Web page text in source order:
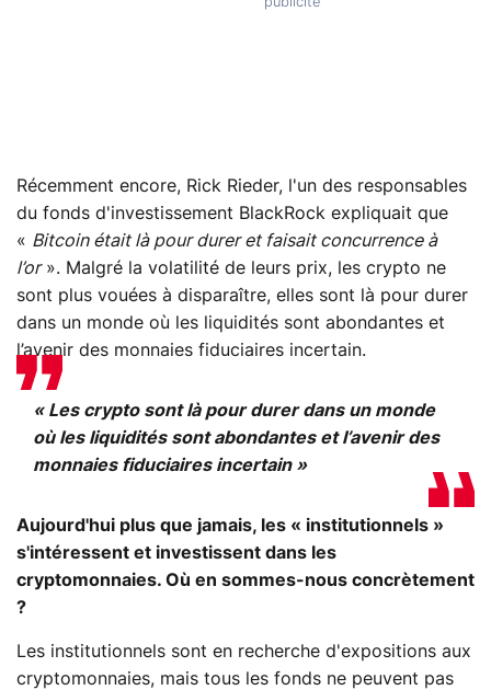
Récemment encore, Rick Rieder, l'un des responsables
du fonds d'investissement BlackRock expliquait que
« Bitcoin était là pour durer et faisait concurrence à
l’or». Malgré la volatilité de leurs prix, les crypto ne
sont plus vouées à disparaître, elles sont là pour durer
dans un monde où les liquidités sont abondantes et
l’avenir des monnaies fiduciaires incertain.
« Les crypto sont là pour durer dans un monde
où les liquidités sont abondantes et l’avenir des
monnaies fiduciaires incertain »
Aujourd'hui plus que jamais, les « institutionnels »
s'intéressent et investissent dans les
cryptomonnaies. Où en sommes-nous concrètement
?
Les institutionnels sont en recherche d'expositions aux
cryptomonnaies, mais tous les fonds ne peuvent pas